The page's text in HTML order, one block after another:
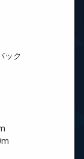
ック